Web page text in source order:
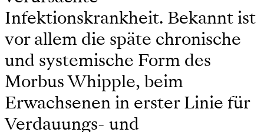
Infektionskrankheit. Bekannt ist
vor allem die späte chronische
und systemische Form des
Morbus Whipple, beim
Erwachsenen in erster Linie für
Verdauungs- und